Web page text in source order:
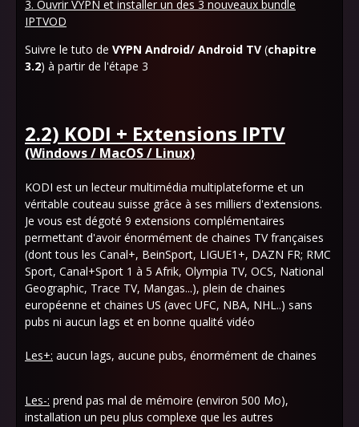
3. Ouvrir VYPN et installer un des 3 nouveaux bundle
IPTVOD
Suivre le tuto de VYPN Android/ Android TV (chapitre
3.2) à partir de l'étape 3
2.2) KODI + Extensions IPTV
(Windows / MacOS / Linux)
KODI est un lecteur multimédia multiplateforme et un
véritable couteau suisse grâce à ses milliers d'extensions.
Je vous est dégoté 9 extensions complémentaires
permettant d'avoir énormément de chaines TV françaises
(dont tous les Canal+, BeinSport, LIGUE1+, DAZN FR; RMC
Sport, Canal+Sport 1 à 5 Afrik, Olympia TV, OCS, National
Geographic, Trace TV, Mangas...), plein de chaines
européenne et chaines US (avec UFC, NBA, NHL..) sans
pubs ni aucun lags et en bonne qualité vidéo
Les+: aucun lags, aucune pubs, énormément de chaines
Les-: prend pas mal de mémoire (environ 500 Mo),
installation un peu plus complexe que les autres